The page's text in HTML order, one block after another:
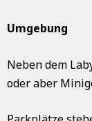
Umgebung
Neben dem
oder aber